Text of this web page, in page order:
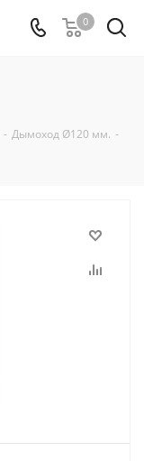
0
- Дымоход Ø120 мм. -